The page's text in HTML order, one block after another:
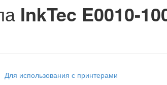
InkTec E0010-
Для использования с принтерами